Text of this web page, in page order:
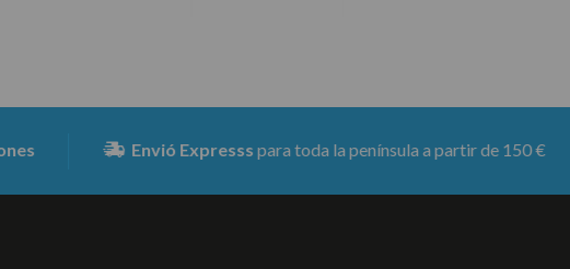
Envió Expressspara toda la península a partir de 150 €